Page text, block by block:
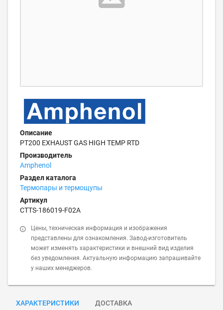
Описание
PT200 EXHAUST GAS HIGH TEMP RTD
Производитель
Amphenol
Раздел каталога
Термопары и термощупы
Артикул
CTTS-186019-F02A
Цены, техническая информация и изображения
представлены для ознакомления. Завод-изготовитель
может изменять характеристики и внешний вид изделия
без уведомления. Актуальную информацию запрашивайте
у наших менеджеров.
ХАРАКТЕРИСТИКИ ДОСТАВКА